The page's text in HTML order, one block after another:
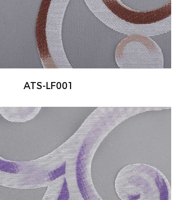
ATS-LF001